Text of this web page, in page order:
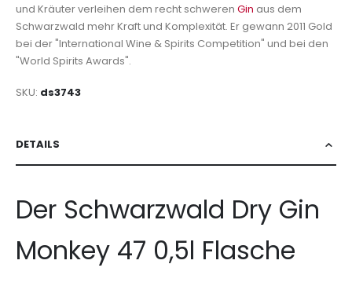
und Kräuter verleihen dem recht schweren Gin aus dem
Schwarzwald mehr Kraft und Komplexität. Er gewann 2011 Gold
bei der "International Wine & Spirits Competition" und bei den
"World Spirits Awards".
SKU ds3743
DETAILS
Der Schwarzwald Dry Gin
Monkey 47 0,5l Flasche